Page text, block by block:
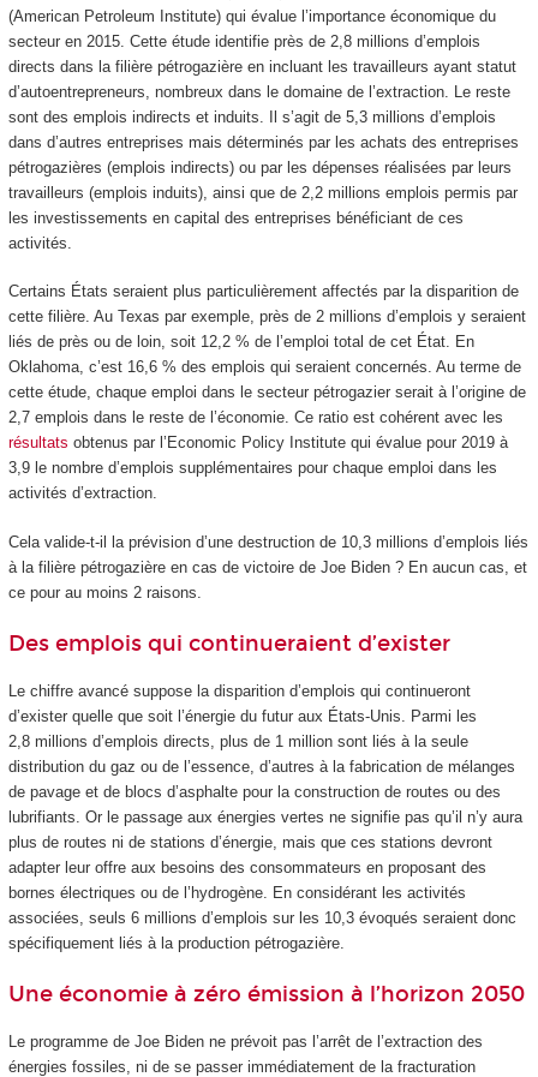
(American Petroleum Institute) qui évalue l’importance économique du
secteur en 2015. Cette étude identifie près de 2,8 millions d’emplois
directs dans la filière pétrogazière en incluant les travailleurs ayant statut
d’autoentrepreneurs, nombreux dans le domaine de l’extraction. Le reste
sont des emplois indirects et induits. Il s’agit de 5,3 millions d’emplois
dans d’autres entreprises mais déterminés par les achats des entreprises
pétrogazières (emplois indirects) ou par les dépenses réalisées par leurs
travailleurs (emplois induits), ainsi que de 2,2 millions emplois permis par
les investissements en capital des entreprises bénéficiant de ces
activités.
Certains États seraient plus particulièrement affectés par la disparition de
cette filière. Au Texas par exemple, près de 2 millions d’emplois y seraient
liés de près ou de loin, soit 12,2 % de l’emploi total de cet État. En
Oklahoma, c’est 16,6 % des emplois qui seraient concernés. Au terme de
cette étude, chaque emploi dans le secteur pétrogazier serait à l’origine de
2,7 emplois dans le reste de l’économie. Ce ratio est cohérent avec les
résultats obtenus par l’Economic Policy Institute qui évalue pour 2019 à
3,9 le nombre d’emplois supplémentaires pour chaque emploi dans les
activités d’extraction.
Cela valide-t-il la prévision d’une destruction de 10,3 millions d’emplois liés
à la filière pétrogazière en cas de victoire de Joe Biden ? En aucun cas, et
ce pour au moins 2 raisons.
Des emplois qui continueraient d’exister
Le chiffre avancé suppose la disparition d’emplois qui continueront
d’exister quelle que soit l’énergie du futur aux États-Unis. Parmi les
2,8 millions d’emplois directs, plus de 1 million sont liés à la seule
distribution du gaz ou de l’essence, d’autres à la fabrication de mélanges
de pavage et de blocs d’asphalte pour la construction de routes ou des
lubrifiants. Or le passage aux énergies vertes ne signifie pas qu’il n’y aura
plus de routes ni de stations d’énergie, mais que ces stations devront
adapter leur offre aux besoins des consommateurs en proposant des
bornes électriques ou de l’hydrogène. En considérant les activités
associées, seuls 6 millions d’emplois sur les 10,3 évoqués seraient donc
spécifiquement liés à la production pétrogazière.
Une économie à zéro émission à l’horizon 2050
Le programme de Joe Biden ne prévoit pas l’arrêt de l’extraction des
énergies fossiles, ni de se passer immédiatement de la fracturation